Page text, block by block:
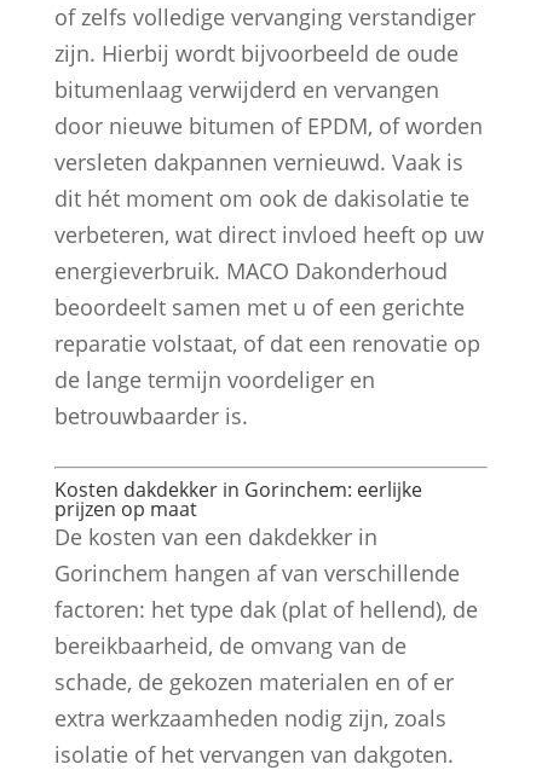
of zelfs volledige vervanging verstandiger
zijn. Hierbij wordt bijvoorbeeld de oude
bitumenlaag verwijderd en vervangen
door nieuwe bitumen of EPDM, of worden
versleten dakpannen vernieuwd. Vaak is
dit hét moment om ook de dakisolatie te
verbeteren, wat direct invloed heeft op uw
energieverbruik. MACO Dakonderhoud
beoordeelt samen met u of een gerichte
reparatie volstaat, of dat een renovatie op
de lange termijn voordeliger en
betrouwbaarder is.
Kosten dakdekker in Gorinchem: eerlijke
prijzen op maat
De kosten van een dakdekker in
Gorinchem hangen af van verschillende
factoren: het type dak (plat of hellend), de
bereikbaarheid, de omvang van de
schade, de gekozen materialen en of er
extra werkzaamheden nodig zijn, zoals
isolatie of het vervangen van dakgoten.